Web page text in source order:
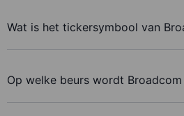
Wat is het tickersymbool van
Op welke beurs wordt